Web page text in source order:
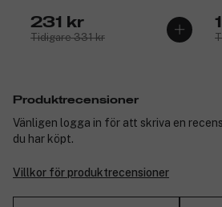
231 kr
Tidigare 331 kr
Produktrecensioner
Vänligen logga in för att skriva en
du har köpt.
Villkor för produktrecensioner